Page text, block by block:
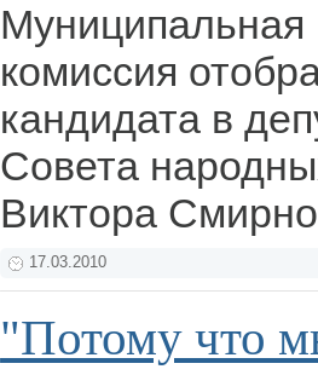
Муниципальная
комиссия
кандидата в
Совета
Виктора
17.03.2010
"Потому что